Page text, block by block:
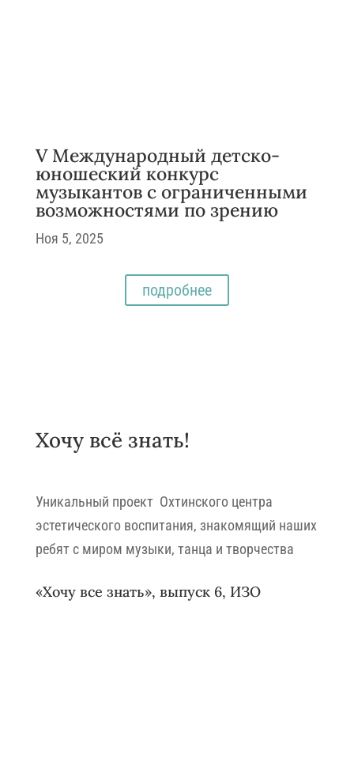
V Международный детско-
юношеский конкурс
возможностями по зрению
Хочу всё знать!
эстетического воспитания, знакомящий наших